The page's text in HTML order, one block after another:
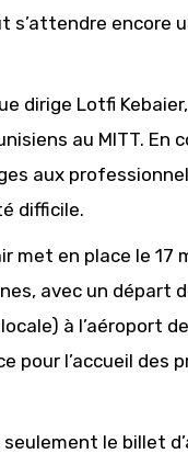
s’attendre encore
dirige Lotfi
au MITT. En
aux
difficile.
met en place le
avec un départ
à l’aéroport
pour l’accueil des
le billet